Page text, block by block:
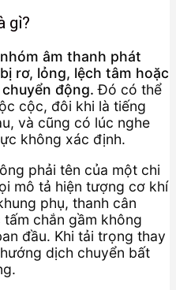
gì?
âm thanh phát
rơ, lỏng, lệch tâm hoặc
động. Đó có thể
cộc, đôi khi là tiếng
và cũng có lúc nghe
không xác định.
phải tên của một chi
mô tả hiện tượng cơ khí
phụ, thanh cân
chắn gầm không
đầu. Khi tải trọng thay
dịch chuyển bất